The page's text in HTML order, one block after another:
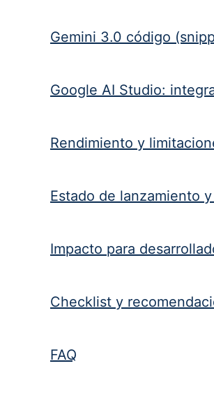
Gemini 3.0 código
Google AI Studio:
Rendimiento y
Estado de lanzamiento
Impacto para
Checklist y
FAQ